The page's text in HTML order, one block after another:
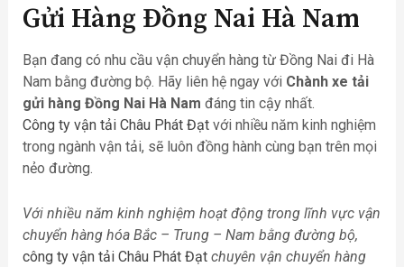
Gửi Hàng Đồng Nai Hà Nam
Bạn đang có nhu cầu vận chuyển hàng từ Đồng Nai đi Hà
Nam bằng đường bộ. Hãy liên hệ ngay với Chành xe tải
gửi hàng Đồng Nai Hà Nam đáng tin cậy nhất.
Công ty vận tải Châu Phát Đạtvới nhiều năm kinh nghiệm
trong ngành vận tải, sẽ luôn đồng hành cùng bạn trên mọi
nẻo đường.
Với nhiều năm kinh nghiệm hoạt động trong lĩnh vực vận
chuyển hàng hóa Bắc – Trung – Nam bằng đường bộ,
công ty vận tải Châu Phát Đạtchuyên vận chuyển hàng